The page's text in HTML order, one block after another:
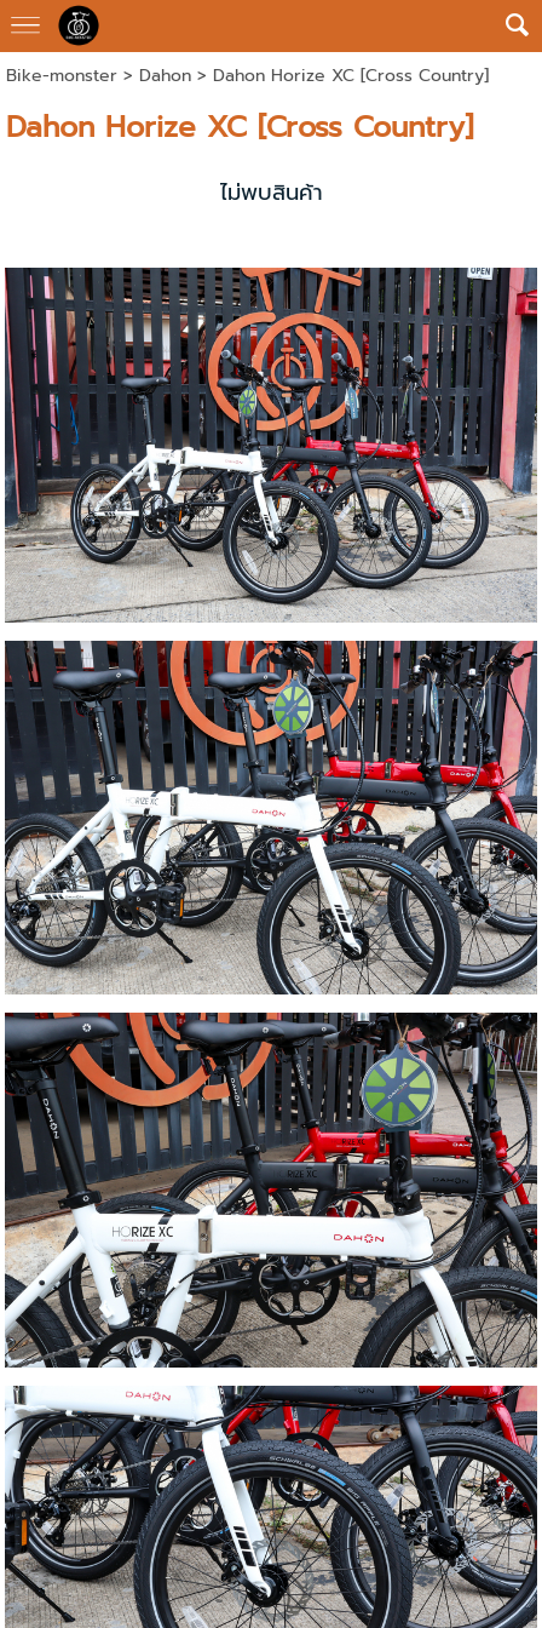
Bike-monster> Dahon> Dahon Horize XC [Cross Country]
Dahon Horize XC [Cross Country]
ไม่พบสินค้า